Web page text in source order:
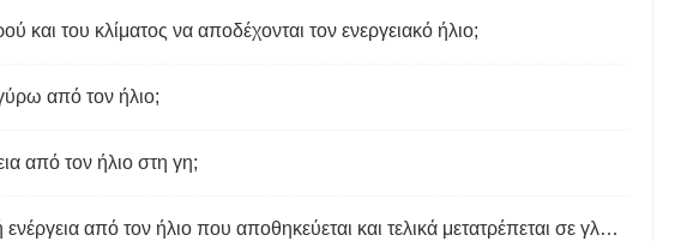
και του κλίματος να αποδέχονται τον ενεργειακό ήλιο;
από τον ήλιο;
από τον ήλιο στη γη;
Πώς είναι η ηλεκτρομαγνητική ενέργεια από τον ήλιο που αποθηκεύεται και τελικά μετατρέπεται σε γλυκόζη;